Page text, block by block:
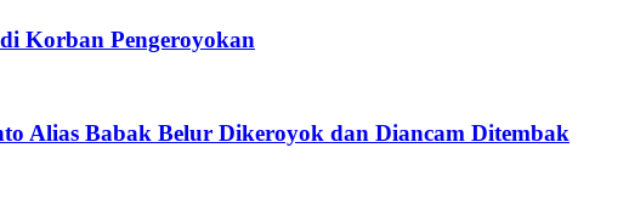
Korban Pengeroyokan
Alias Babak Belur Dikeroyok dan Diancam Ditembak